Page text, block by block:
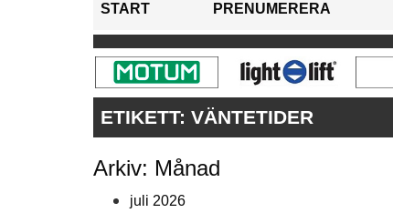
START PRENUMERERA
ETIKETT: VÄNTETIDER
Arkiv: Månad
juli 2026